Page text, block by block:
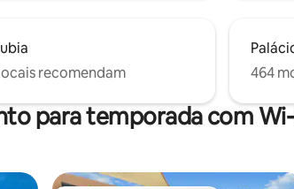
recomendam
464
para temporada com